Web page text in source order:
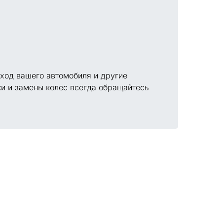
вашего автомобиля и другие
и замены колес всегда обращайтесь